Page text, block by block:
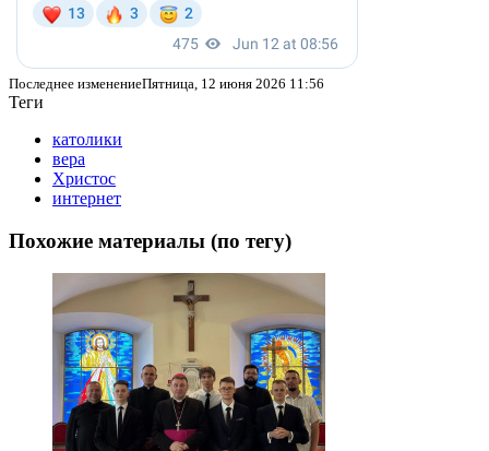
Последнее изменениеПятница, 12 июня 2026 11:56
Теги
католики
вера
Христос
интернет
Похожие материалы (по тегу)